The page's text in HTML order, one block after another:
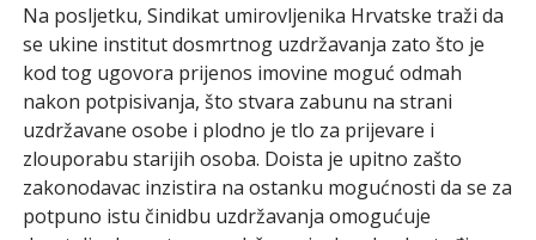
Na posljetku, Sindikat umirovljenika Hrvatske traži da
se ukine institut dosmrtnog uzdržavanja zato što je
kod tog ugovora prijenos imovine moguć odmah
nakon potpisivanja, što stvara zabunu na strani
uzdržavane osobe i plodno je tlo za prijevare i
zlouporabu starijih osoba. Doista je upitno zašto
zakonodavac inzistira na ostanku mogućnosti da se za
potpuno istu činidbu uzdržavanja omogućuje